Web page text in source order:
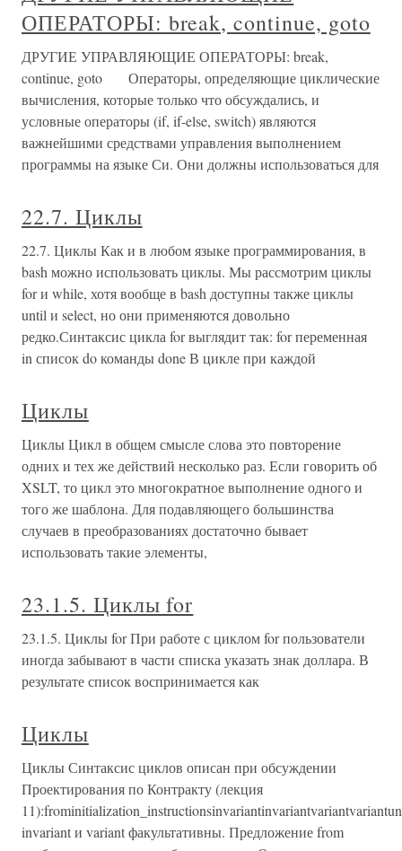
ОПЕРАТОРЫ: break, continue, goto
ДРУГИЕ УПРАВЛЯЮЩИЕ ОПЕРАТОРЫ: break,
continue, goto Операторы, определяющие циклические
вычисления, которые только что обсуждались, и
условные операторы (if, if-else, switch) являются
важнейшими средствами управления выполнением
программы на языке Си. Они должны использоваться для
22.7. Циклы
22.7. Циклы Как и в любом языке программирования, в
bash можно использовать циклы. Мы рассмотрим циклы
for и while, хотя вообще в bash доступны также циклы
until и select, но они применяются довольно
редко.Синтаксис цикла for выглядит так: for переменная
in список do команды done В цикле при каждой
Циклы
Циклы Цикл в общем смысле слова это повторение
одних и тех же действий несколько раз. Если говорить об
XSLT, то цикл это многократное выполнение одного и
того же шаблона. Для подавляющего большинства
случаев в преобразованиях достаточно бывает
использовать такие элементы,
23.1.5. Циклы for
23.1.5. Циклы for При работе с циклом for пользователи
иногда забывают в части списка указать знак доллара. В
результате список воспринимается как
Циклы
Циклы Синтаксис циклов описан при обсуждении
Проектирования по Контракту (лекция
invariant и variant факультативны. Предложение from